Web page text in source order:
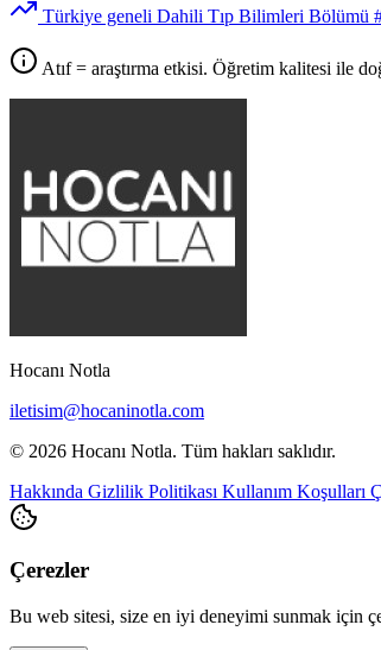
Türkiye geneli Dahili Tıp Bilimleri Bölümü
Atıf = araştırma etkisi. Öğretim kalitesi ile
Hocanı Notla
iletisim@hocaninotla.com
© 2026 Hocanı Notla. Tüm hakları saklıdır.
Hakkında Gizlilik Politikası Kullanım Koşulları
Çerezler
Bu web sitesi, size en iyi deneyimi sunmak için